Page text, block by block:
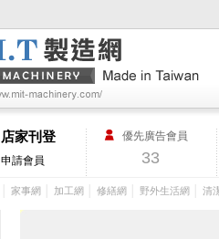
店家刊登
申請會員
優先廣告會員
33
家事網 加工網 修繕網 野外生活網 清